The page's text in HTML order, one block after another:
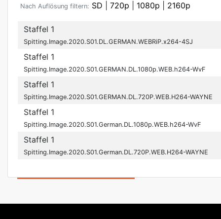
Nach Auflösung filtern: SD 720p 1080p 2160p
Staffel 1
Spitting.Image.2020.S01.DL.GERMAN.WEBRiP.x264-4SJ
Staffel 1
Spitting.Image.2020.S01.GERMAN.DL.1080p.WEB.h264-WvF
Staffel 1
Spitting.Image.2020.S01.GERMAN.DL.720P.WEB.H264-WAYNE
Staffel 1
Spitting.Image.2020.S01.German.DL.1080p.WEB.h264-WvF
Staffel 1
Spitting.Image.2020.S01.German.DL.720P.WEB.H264-WAYNE